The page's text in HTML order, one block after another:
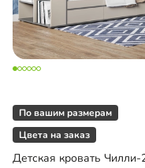
По вашим размерам
Цвета на заказ